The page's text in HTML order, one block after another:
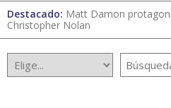
Destacado: Matt Damon
Christopher Nolan